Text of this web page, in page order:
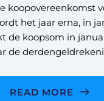
koopovereenkomst
het jaar erna, in
de koopsom in
de
READ MORE